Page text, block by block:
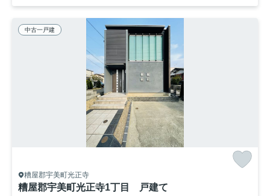
中古一戸建
糟屋郡宇美町光正寺
糟屋郡宇美町光正寺1丁目 戸建て